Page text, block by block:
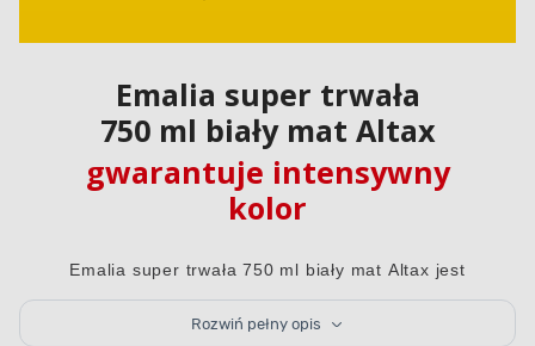
Emalia super trwała
750 ml biały mat Altax
gwarantuje intensywny
kolor
Emalia super trwała 750 ml biały mat Altax jest
tynku, wysezonowanego cynku i PCV. Już
po nałożeniu 2-3 warstw uzyskasz intensywny kolor
Rozwiń pełny opis